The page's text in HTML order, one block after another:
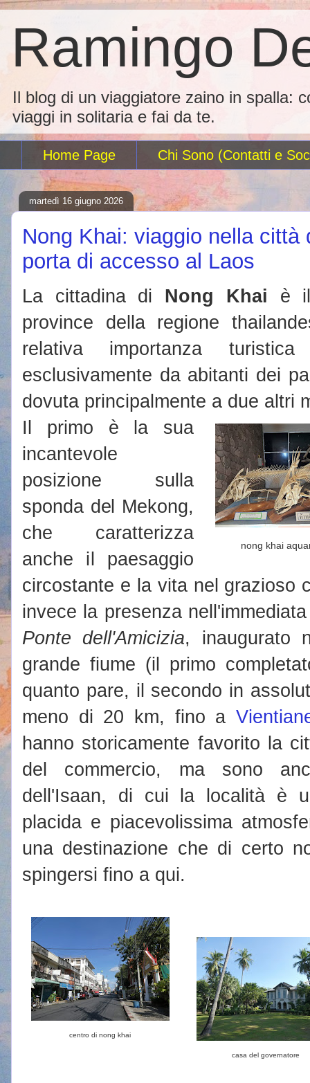
Ramingo
Il blog di un viaggiatore zaino in spalla:
viaggi in solitaria e fai da te.
Home Page Chi Sono (Contatti e
martedì 16 giugno 2026
Nong Khai: viaggio nella città
porta di accesso al Laos
La cittadina di Nong Khai è
province della regione
relativa importanza
esclusivamente da abitanti dei
dovuta principalmente a due altri
nong khai
Il primo è la sua
incantevole
posizione sulla
sponda del Mekong,
che caratterizza
anche il paesaggio
circostante e la vita nel grazioso
invece la presenza
Ponte dell'Amicizia, inaugurato
grande fiume (il primo
quanto pare, il secondo in
meno di 20 km, fino a
hanno storicamente favorito la
del commercio, ma sono
dell'Isaan, di cui la località è
placida e piacevolissima
una destinazione che di certo
spingersi fino a qui.
centro di nong khai
casa del governatore